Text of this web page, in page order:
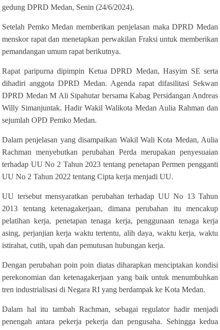
gedung DPRD Medan, Senin (24/6/2024).
Setelah Pemko Medan memberikan penjelasan maka DPRD Medan
menskor rapat dan menetapkan perwakilan Fraksi untuk memberikan
pemandangan umum rapat berikutnya.
Rapat paripurna dipimpin Ketua DPRD Medan, Hasyim SE serta
dihadiri anggota DPRD Medan. Agenda rapat difasilitasi Sekwan
DPRD Medan M Ali Sipahutar bersama Kabag Persidangan Andreas
Willy Simanjuntak. Hadir Wakil Walikota Medan Aulia Rahman dan
sejumlah OPD Pemko Medan.
Dalam penjelasan yang disampaikan Wakil Wali Kota Medan, Aulia
Rachman menyebutkan perubahan Perda merupakan penyesuaian
terhadap UU No 2 Tahun 2023 tentang penetapan Permen pengganti
UU No 2 Tahun 2022 tentang Cipta kerja menjadi UU.
UU tersebut mensyaratkan perubahan terhadap UU No 13 Tahun
2013 tentang ketenagakerjaan, dimana perubahan itu mencakup
pelatihan kerja, penetapan tenaga kerja, penggunaan tenaga kerja
asing, perjanjian kerja waktu tertentu, alih daya, waktu kerja, waktu
istirahat, cutih, upah dan pemutusan hubungan kerja.
Dengan perubahan poin poin diatas diharapkan menciptakan kondisi
perekonomian dan ketenagakerjaan yang baik untuk menumbuhkan
tren industrialisasi di Negara RI yang berdampak ke Kota Medan.
Dalam hal itu tambah Rachman, sebagai regulator hadir menjadi
penengah antara pekerja pekerja dan pengusaha. Sehingga kedua